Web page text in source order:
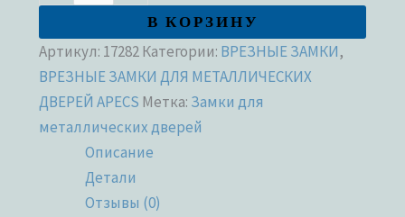
В КОРЗИНУ
Артикул: 17282Категории: ВРЕЗНЫЕ ЗАМКИ,
ВРЕЗНЫЕ ЗАМКИ ДЛЯ МЕТАЛЛИЧЕСКИХ
ДВЕРЕЙ APECS Метка: Замки для
металлических дверей
Описание
Детали
Отзывы (0)